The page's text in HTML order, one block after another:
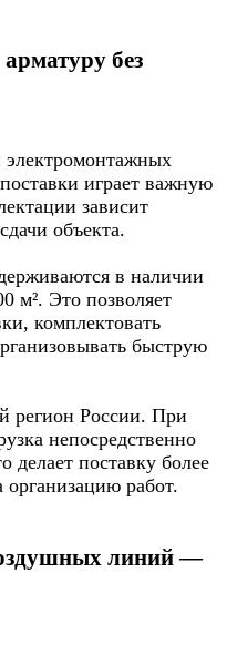
без
электромонтажных
играет важную
зависит
объекта.
в наличии
м². Это позволяет
комплектовать
быструю
регион России. При
непосредственно
делает поставку более
работ.
линий —